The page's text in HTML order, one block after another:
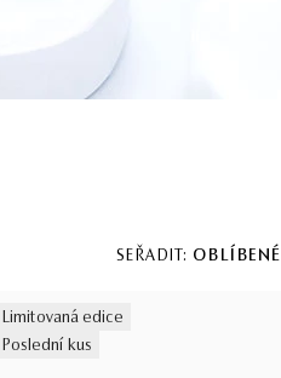
SEŘADIT: OBLÍBENÉ
Limitovaná edice
Poslední kus